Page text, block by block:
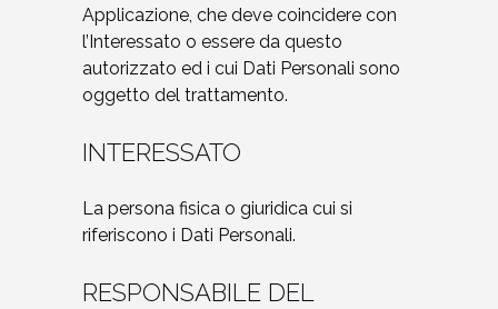
Applicazione, che deve coincidere con
l’Interessato o essere da questo
autorizzato ed i cui Dati Personali sono
oggetto del trattamento.
INTERESSATO
La persona fisica o giuridica cui si
riferiscono i Dati Personali.
RESPONSABILE DEL